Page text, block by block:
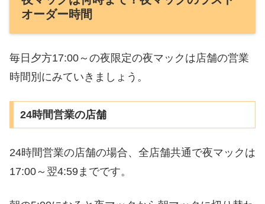
オーダー時間
毎日夕方17:00～の夜限定の夜マックは店舗の営業
時間別にみていきましょう。
24時間営業の店舗
24時間営業の店舗の場合、全店舗共通で夜マックは
17:00～翌4:59までです。